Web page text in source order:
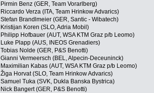
Pirmin Benz (GER, Team Vorarlberg)
Riccardo Verza (ITA, Team Hrinkow Advarics)
Stefan Brandlmeier (GER, Santic - Wibatech)
Kristijan Koren (SLO, Adria Mobil)
Philipp Hofbauer (AUT, WSA KTM Graz p/b Leomo)
Luke Plapp (AUS, INEOS Grenadiers)
Tobias Nolde (GER, P&S Benotti)
Gianni Vermeersch (BEL, Alpecin-Deceuninck)
Maximilian Kabas (AUT, WSA KTM Graz p/b Leomo)
Žiga Horvat (SLO, Team Hrinkow Advarics)
Samuel Tuka (SVK, Dukla Banska Bystrica)
Nick Bangert (GER, P&S Benotti)